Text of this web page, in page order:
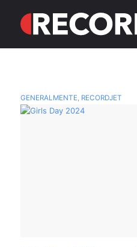
GENERALMENTE, RECORDJET